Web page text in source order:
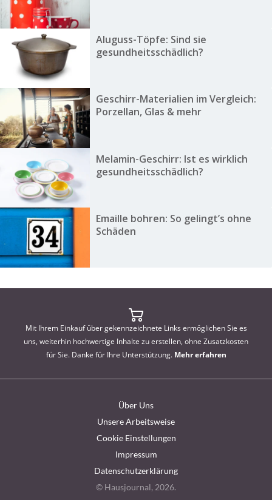
Aluguss-Töpfe: Sind sie
gesundheitsschädlich?
Geschirr-Materialien im Vergleich:
Porzellan, Glas & mehr
Melamin-Geschirr: Ist es wirklich
gesundheitsschädlich?
Emaille bohren: So gelingt’s ohne
Schäden
Mit Ihrem Einkauf über gekennzeichnete Links ermöglichen Sie es
uns, weiterhin hochwertige Inhalte zu erstellen, ohne Zusatzkosten
für Sie. Danke für Ihre Unterstützung. Mehr erfahren
Über Uns
Unsere Arbeitsweise
Cookie Einstellungen
Impressum
Datenschutzerklärung
© Hausjournal, 2026.